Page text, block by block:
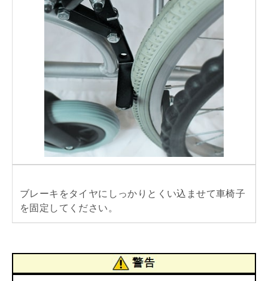
ブレーキをタイヤにしっかりとくい込ませて車椅子
を固定してください。